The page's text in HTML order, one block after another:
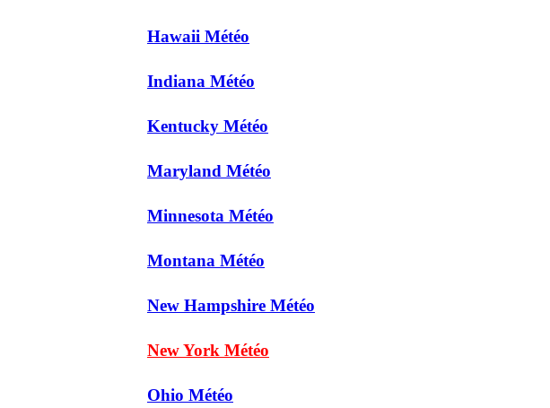
Hawaii Météo
Indiana Météo
Kentucky Météo
Maryland Météo
Minnesota Météo
Montana Météo
New Hampshire Météo
New York Météo
Ohio Météo